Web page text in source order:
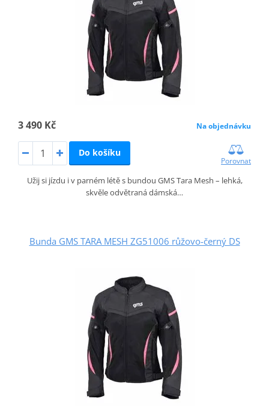
3 490 Kč Na objednávku
Do košíku
Porovnat
Užij si jízdu i v parném létě s bundou GMS Tara Mesh – lehká,
skvěle odvětraná dámská…
Bunda GMS TARA MESH ZG51006 růžovo-černý DS